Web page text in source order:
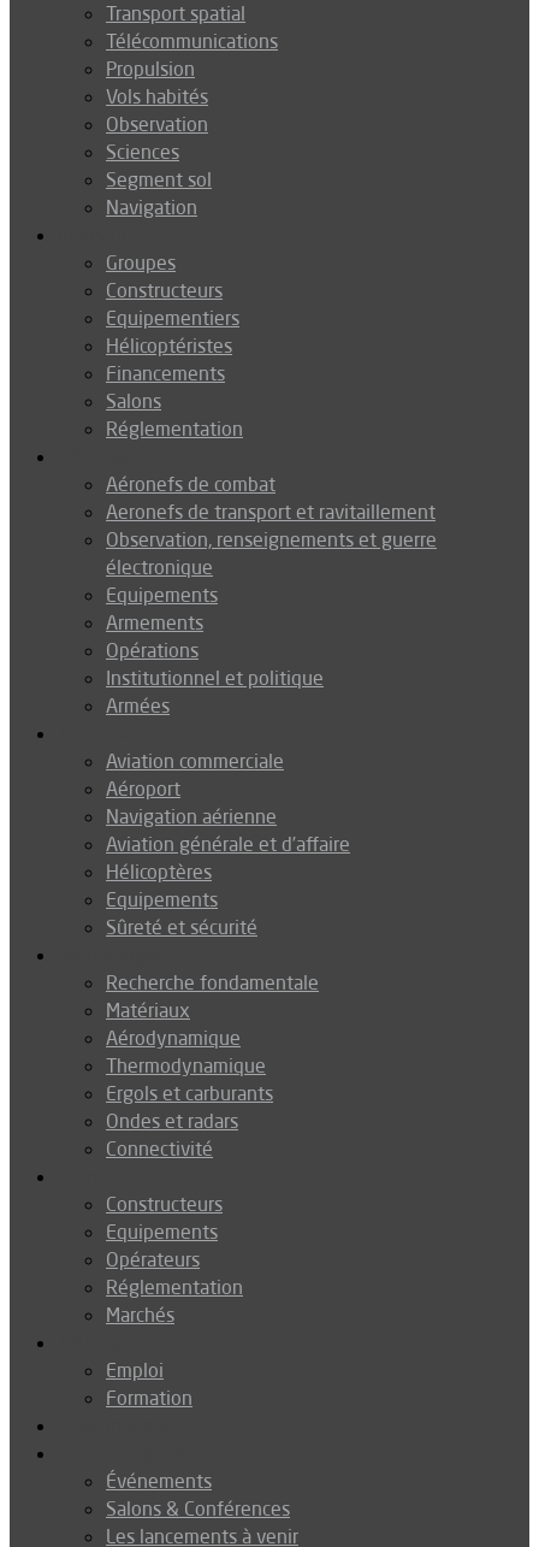
Transport spatial
Télécommunications
Propulsion
Vols habités
Observation
Sciences
Segment sol
Navigation
Groupes
Constructeurs
Equipementiers
Hélicoptéristes
Financements
Salons
Réglementation
Aéronefs de combat
Aeronefs de transport et ravitaillement
Observation, renseignements et guerre
électronique
Equipements
Armements
Opérations
Institutionnel et politique
Armées
Aviation commerciale
Aéroport
Navigation aérienne
Aviation générale et d’affaire
Hélicoptères
Equipements
Sûreté et sécurité
Recherche fondamentale
Matériaux
Aérodynamique
Thermodynamique
Ergols et carburants
Ondes et radars
Connectivité
Constructeurs
Equipements
Opérateurs
Réglementation
Marchés
Emploi
Formation
Événements
Salons & Conférences
Les lancements à venir